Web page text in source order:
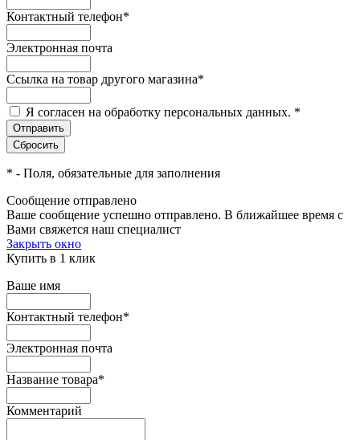
Контактный телефон*
Электронная почта
Ссылка на товар другого магазина*
Я согласен на обработку персональных данных. *
* - Поля, обязательные для заполнения
Сообщение отправлено
Ваше сообщение успешно отправлено. В ближайшее время с
Вами свяжется наш специалист
Закрыть окно
Купить в 1 клик
Ваше имя
Контактный телефон*
Электронная почта
Название товара*
Комментарий